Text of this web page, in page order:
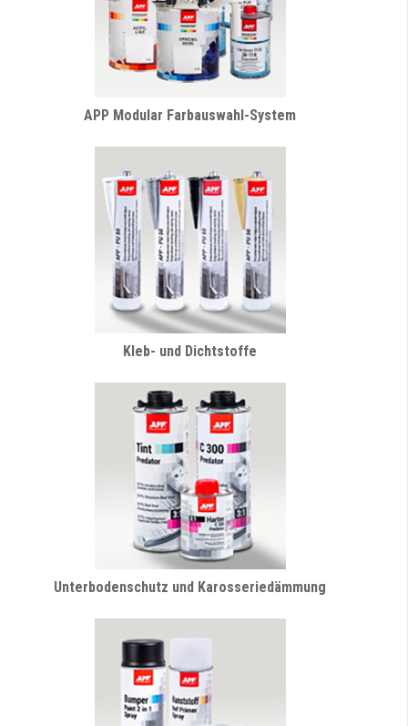
APP Modular Farbauswahl-System
Kleb- und Dichtstoffe
Unterbodenschutz und Karosseriedämmung